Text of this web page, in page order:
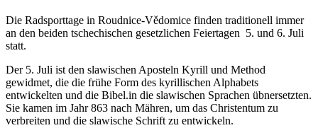
Die Radsporttage in Roudnice-Vědomice finden traditionell immer
an den beiden tschechischen gesetzlichen Feiertagen 5. und 6. Juli
statt.
Der 5. Juli ist den slawischen Aposteln Kyrill und Method
gewidmet, die die frühe Form des kyrillischen Alphabets
entwickelten und die Bibel.in die slawischen Sprachen übnersetzten.
Sie kamen im Jahr 863 nach Mähren, um das Christentum zu
verbreiten und die slawische Schrift zu entwickeln.